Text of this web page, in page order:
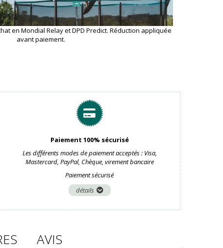
en Mondial Relay et DPD Predict. Réduction appliquée
avant paiement.
Paiement 100% sécurisé
Les différents modes de paiement acceptés : Visa,
Mastercard, PayPal, Chèque, virement bancaire
Paiement sécurisé
détails
AVIS